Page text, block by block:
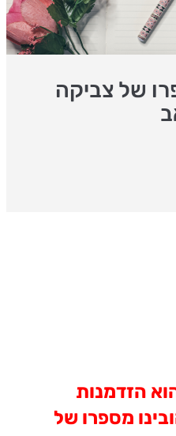
של צביקה
הזדמנות
מספרו של